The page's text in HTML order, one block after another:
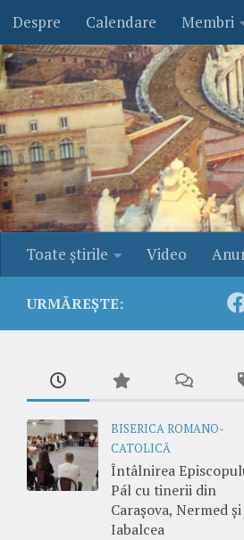
Skip to content
Despre Calendare Membri
Toate ştirile Video
URMĂREȘTE:
BISERICA ROMANO-
CATOLICĂ
Întâlnirea
Pál cu tinerii din
Carașova, Nermed și
Iabalcea